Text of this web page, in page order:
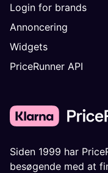
Login for brands
Annoncering
Widgets
PriceRunner API
Siden 1999 har
besøgende med at